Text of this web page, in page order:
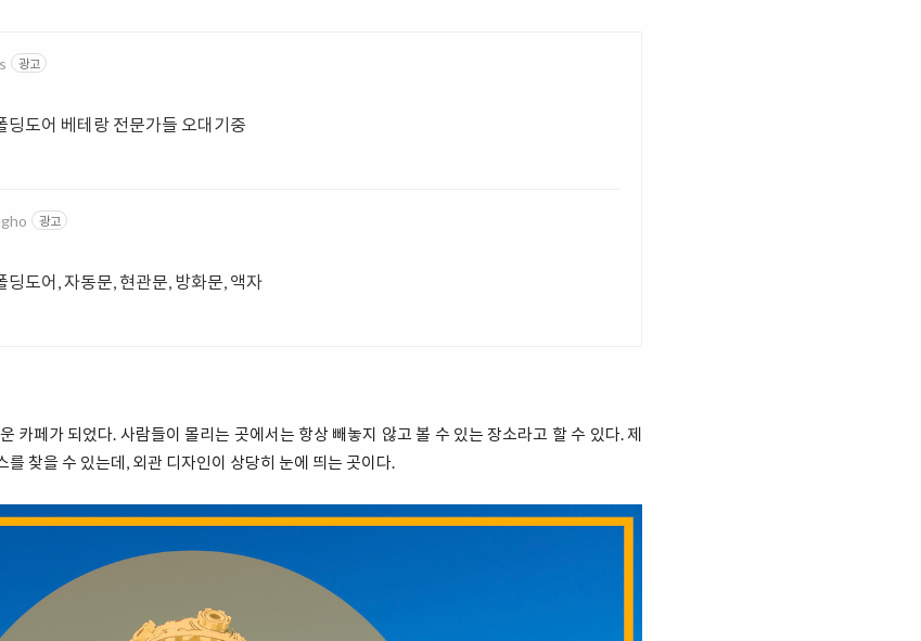
광고
딩도어 베테랑 전문가들 오대기중
광고
딩도어, 자동문, 현관문, 방화문, 액자
카페가 되었다. 사람들이 몰리는 곳에서는 항상 빼놓지 않고 볼 수 있는 장소라고 할 수 있다. 제
찾을 수 있는데, 외관 디자인이 상당히 눈에 띄는 곳이다.